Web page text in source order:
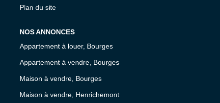
Plan du site
NOS ANNONCES
Appartement à louer, Bourges
Appartement à vendre, Bourges
Maison à vendre, Bourges
Maison à vendre, Henrichemont